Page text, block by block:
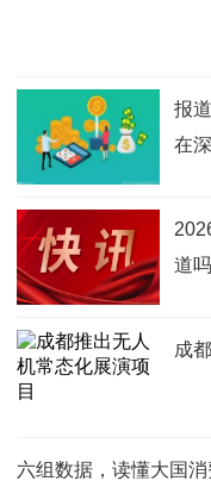
报
在
道
成
六组数据，读懂大国